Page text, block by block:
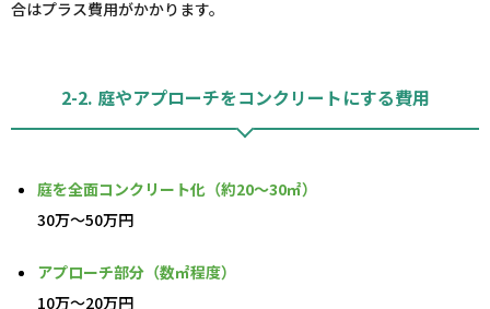
合はプラス費用がかかります。
2-2. 庭やアプローチをコンクリートにする費用
庭を全面コンクリート化（約20～30㎡）
30万～50万円
アプローチ部分（数㎡程度）
10万～20万円